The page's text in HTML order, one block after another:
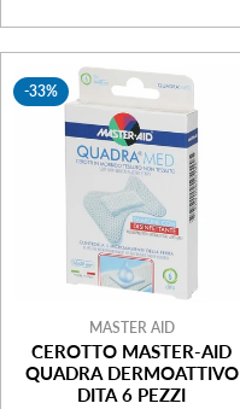
-33%
MASTER AID
CEROTTO MASTER-AID
QUADRA DERMOATTIVO
DITA 6 PEZZI